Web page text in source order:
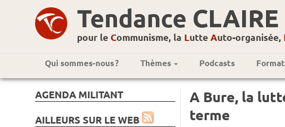
Tendance CLAIRE
pour le Communisme, la Lutte Auto-organisée,
Qui sommes-nous ? Thèmes Podcasts
AGENDA MILITANT
AILLEURS SUR LE WEB
A Bure, la
terme